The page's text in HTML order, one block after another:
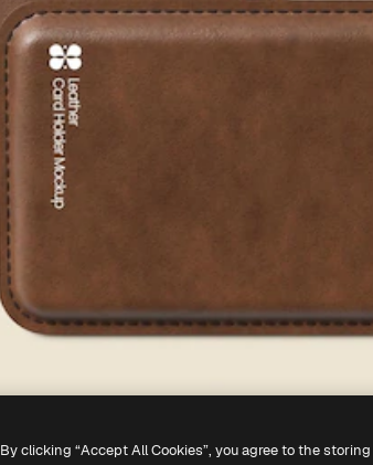
By clicking “Accept All Cookies”, you agree to the